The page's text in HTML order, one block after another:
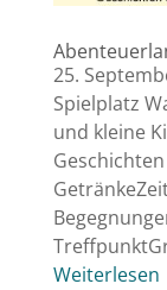
25.
Spielplatz
und kleine
Weiterlesen